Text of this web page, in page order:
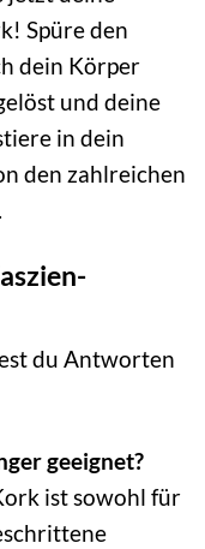
Spüre den
dein Körper
und deine
in dein
den zahlreichen
du Antworten
geeignet?
ist sowohl für